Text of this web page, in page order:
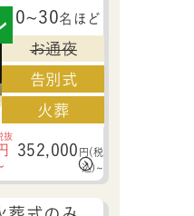
10~30名ほど
お通夜
告別式
火葬
抜
352,000 円 (税
込) ~